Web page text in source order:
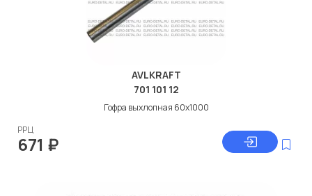
AVLKRAFT
701 101 12
Гофра выхлопная 60x1000
РРЦ
671 ₽